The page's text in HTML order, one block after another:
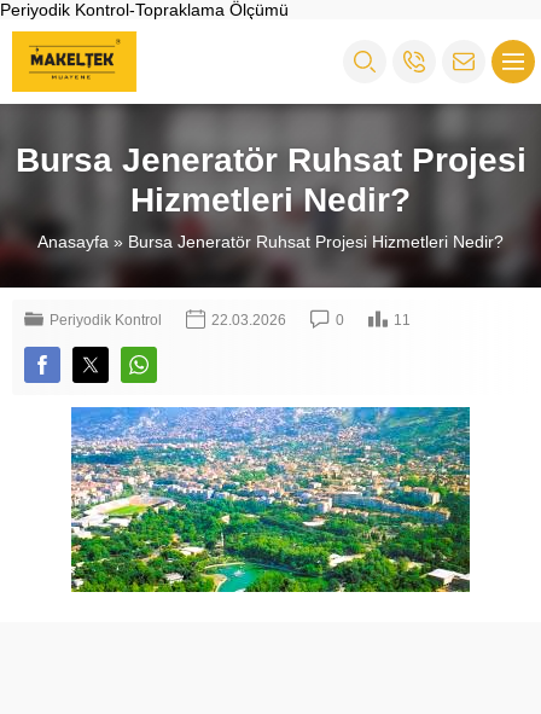
Periyodik Kontrol-Topraklama Ölçümü
Bursa Jeneratör Ruhsat Projesi
Hizmetleri Nedir?
Anasayfa » Bursa Jeneratör Ruhsat Projesi Hizmetleri Nedir?
Periyodik Kontrol 22.03.2026 0 11